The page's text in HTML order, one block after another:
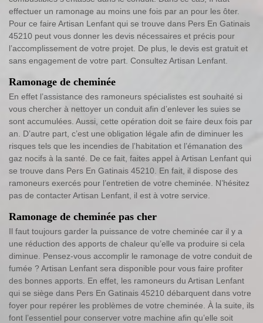
effectuer un ramonage au moins une fois par an pour les ôter.
Pour ce faire Artisan Lenfant qui se trouve dans Pers En Gatinais
45210 peut vous donner les devis nécessaires et précis pour
l’accomplissement de votre projet. De plus, le devis est gratuit et
sans engagement de votre part. Consultez Artisan Lenfant.
Ramonage de cheminée
En effet l’assistance des ramoneurs spécialistes est souhaité si
vous chercher à nettoyer un conduit afin d’enlever les suies se
sont accumulées. Aussi, cette opération doit se faire deux fois par
an. D’autre part, c’est une obligation légale afin de diminuer les
risques tels que les incendies de l’habitation et l’émanation des
gaz nocifs à la santé. De ce fait, faites appel à Artisan Lenfant qui
se trouve dans Pers En Gatinais 45210. En fait, il dispose des
ramoneurs exercés pour l’entretien de votre cheminée. N’hésitez
pas de contacter Artisan Lenfant, il est à votre service.
Ramonage de cheminée pas cher
Il faut toujours garder la puissance de votre cheminée car il y a
une réduction des apports de chaleur qu’elle va produire si cela
diminue. Pensez-vous accomplir le ramonage de votre conduit de
fumée ? Artisan Lenfant sera disponible pour vous faire profiter
des bonnes apports. En effet, les ramoneurs du Artisan Lenfant
qui se siège dans Pers En Gatinais 45210 débarquent dans votre
foyer pour repérer les problèmes de votre cheminée. À la suite, ils
font l’essentiel pour conserver votre machine afin qu’elle soit